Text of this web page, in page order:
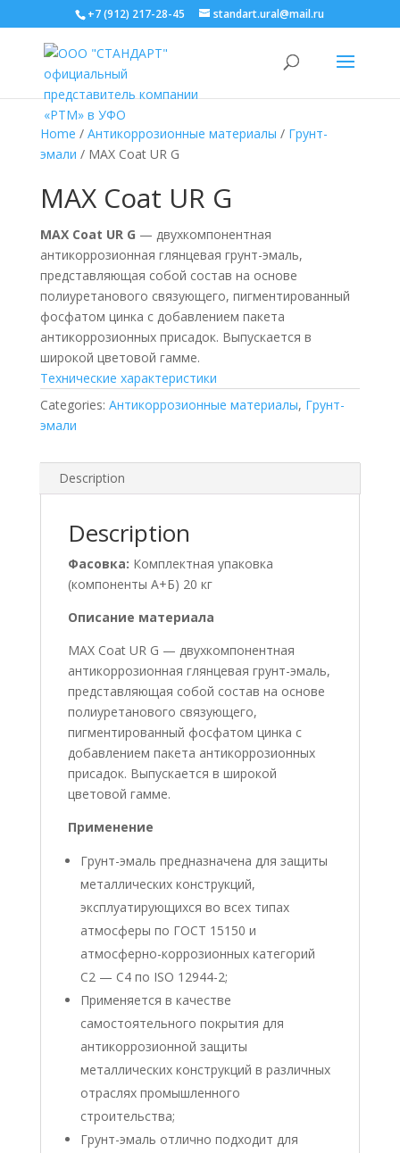
+7 (912) 217-28-45 standart.ural@mail.ru
Home / Антикоррозионные материалы / Грунт-
эмали / MAX Coat UR G
MAX Coat UR G
MAX Coat UR G — двухкомпонентная
антикоррозионная глянцевая грунт-эмаль,
представляющая собой состав на основе
полиуретанового связующего, пигментированный
фосфатом цинка с добавлением пакета
антикоррозионных присадок. Выпускается в
широкой цветовой гамме.
Технические характеристики
Categories: Антикоррозионные материалы, Грунт-
эмали
Description
Description
Фасовка: Комплектная упаковка
(компоненты А+Б) 20 кг
Описание материала
MAX Coat UR G — двухкомпонентная
антикоррозионная глянцевая грунт-эмаль,
представляющая собой состав на основе
полиуретанового связующего,
пигментированный фосфатом цинка с
добавлением пакета антикоррозионных
присадок. Выпускается в широкой
цветовой гамме.
Применение
Грунт-эмаль предназначена для защиты
металлических конструкций,
эксплуатирующихся во всех типах
атмосферы по ГОСТ 15150 и
атмосферно-коррозионных категорий
С2 — С4 по ISO 12944-2;
Применяется в качестве
самостоятельного покрытия для
антикоррозионной защиты
металлических конструкций в различных
отраслях промышленного
строительства;
Грунт-эмаль отлично подходит для